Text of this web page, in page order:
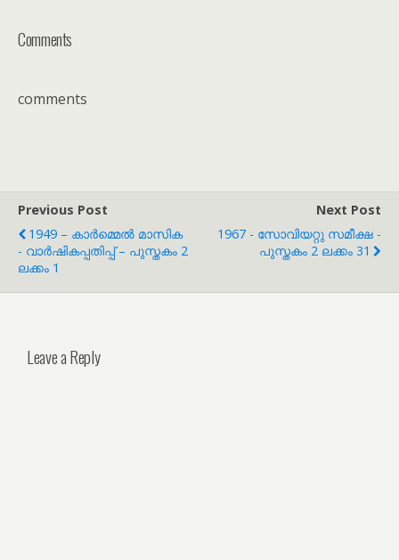
Comments
comments
Previous Post
1949 – കാർമ്മെൽ മാസിക
- വാർഷികപ്പതിപ്പ് – പുസ്തകം 2
ലക്കം 1
Next Post
1967 - സോവിയറ്റു സമീക്ഷ -
പുസ്തകം 2 ലക്കം 31
Leave a Reply